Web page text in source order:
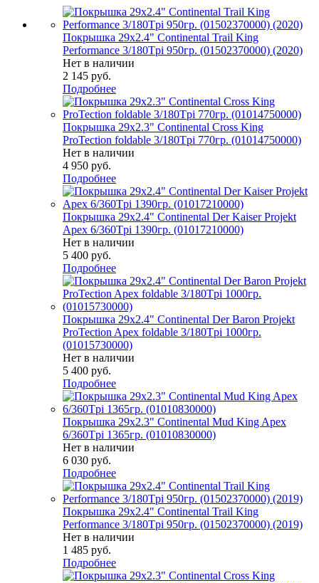
Покрышка 29x2.4" Continental Trail King
Performance 3/180Tpi 950гр. (01502370000) (2020)
Нет в наличии
2 145 руб.
Подробнее
Покрышка 29x2.3" Continental Cross King
ProTection foldable 3/180Tpi 770гр. (01014750000)
Нет в наличии
4 950 руб.
Подробнее
Покрышка 29x2.4" Continental Der Kaiser Projekt
Apex 6/360Tpi 1390гр. (01017210000)
Нет в наличии
5 400 руб.
Подробнее
Покрышка 29x2.4" Continental Der Baron Projekt
ProTection Apex foldable 3/180Tpi 1000гр.
(01015730000)
Нет в наличии
5 400 руб.
Подробнее
Покрышка 29x2.3" Continental Mud King Apex
6/360Tpi 1365гр. (01010830000)
Нет в наличии
6 030 руб.
Подробнее
Покрышка 29x2.4" Continental Trail King
Performance 3/180Tpi 950гр. (01502370000) (2019)
Нет в наличии
1 485 руб.
Подробнее